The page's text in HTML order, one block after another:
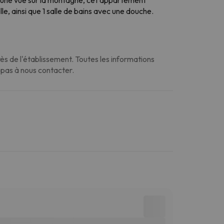
ainsi que 1 salle de bains avec une douche.
de l'établissement. Toutes les informations
à nous contacter.